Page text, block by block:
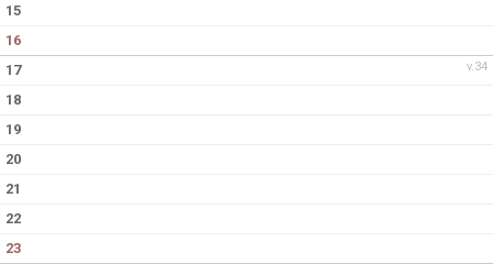
15
16
v.34
17
18
19
20
21
22
23